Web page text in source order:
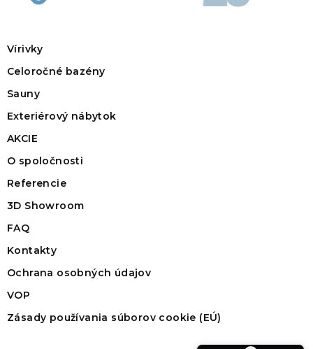
Vírivky
Celoročné bazény
Sauny
Exteriérový nábytok
AKCIE
O spoločnosti
Referencie
3D Showroom
FAQ
Kontakty
Ochrana osobných údajov
VOP
Zásady používania súborov cookie (EÚ)